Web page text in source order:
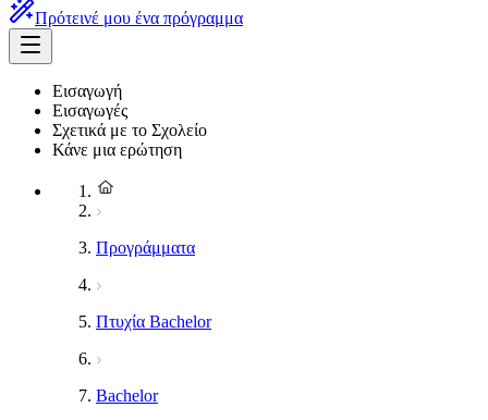
Πρότεινέ μου ένα πρόγραμμα
Εισαγωγή
Εισαγωγές
Σχετικά με το Σχολείο
Κάνε μια ερώτηση
Προγράμματα
Πτυχία Bachelor
Bachelor